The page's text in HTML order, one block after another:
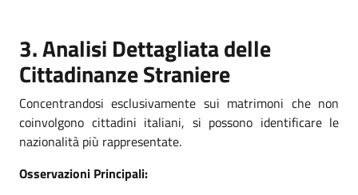
3. Analisi Dettagliata delle
Cittadinanze Straniere
Concentrandosi esclusivamente sui matrimoni che non
coinvolgono cittadini italiani, si possono identificare le
nazionalità più rappresentate.
Osservazioni Principali: